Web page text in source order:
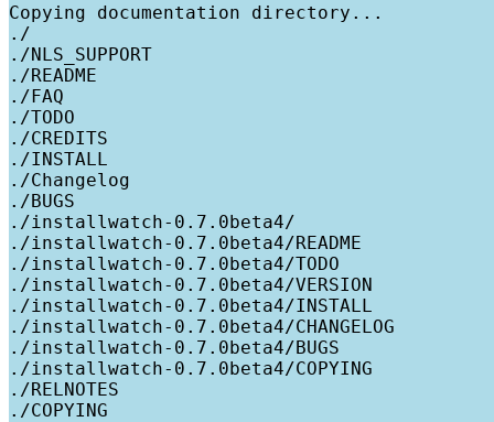
Copying documentation directory...
./
./NLS_SUPPORT
./README
./FAQ
./TODO
./CREDITS
./INSTALL
./Changelog
./BUGS
./installwatch-0.7.0beta4/
./installwatch-0.7.0beta4/README
./installwatch-0.7.0beta4/TODO
./installwatch-0.7.0beta4/VERSION
./installwatch-0.7.0beta4/INSTALL
./installwatch-0.7.0beta4/CHANGELOG
./installwatch-0.7.0beta4/BUGS
./installwatch-0.7.0beta4/COPYING
./RELNOTES
./COPYING